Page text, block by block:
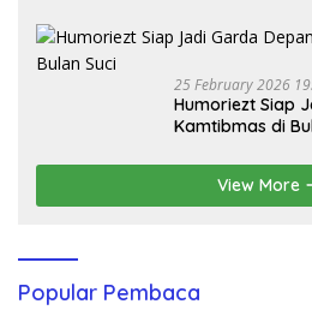
25 February 2026
Humoriezt Siap
Kamtibmas di
View More
Popular Pembaca